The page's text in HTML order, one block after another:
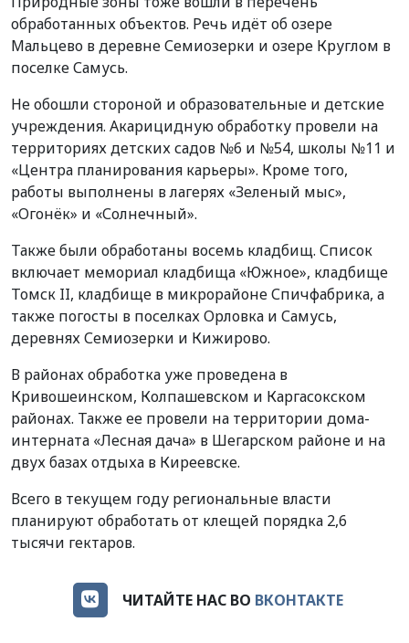
обработанных объектов. Речь идёт об озере
Мальцево в деревне Семиозерки и озере Круглом в
поселке Самусь.
Не обошли стороной и образовательные и детские
учреждения. Акарицидную обработку провели на
территориях детских садов №6 и №54, школы №11 и
«Центра планирования карьеры». Кроме того,
работы выполнены в лагерях «Зеленый мыс»,
«Огонёк» и «Солнечный».
Также были обработаны восемь кладбищ. Список
включает мемориал кладбища «Южное», кладбище
Томск II, кладбище в микрорайоне Спичфабрика, а
также погосты в поселках Орловка и Самусь,
деревнях Семиозерки и Кижирово.
В районах обработка уже проведена в
Кривошеинском, Колпашевском и Каргасокском
районах. Также ее провели на территории дома-
интерната «Лесная дача» в Шегарском районе и на
двух базах отдыха в Киреевске.
Всего в текущем году региональные власти
планируют обработать от клещей порядка 2,6
тысячи гектаров.
ЧИТАЙТЕ НАС ВО ВКОНТАКТЕ